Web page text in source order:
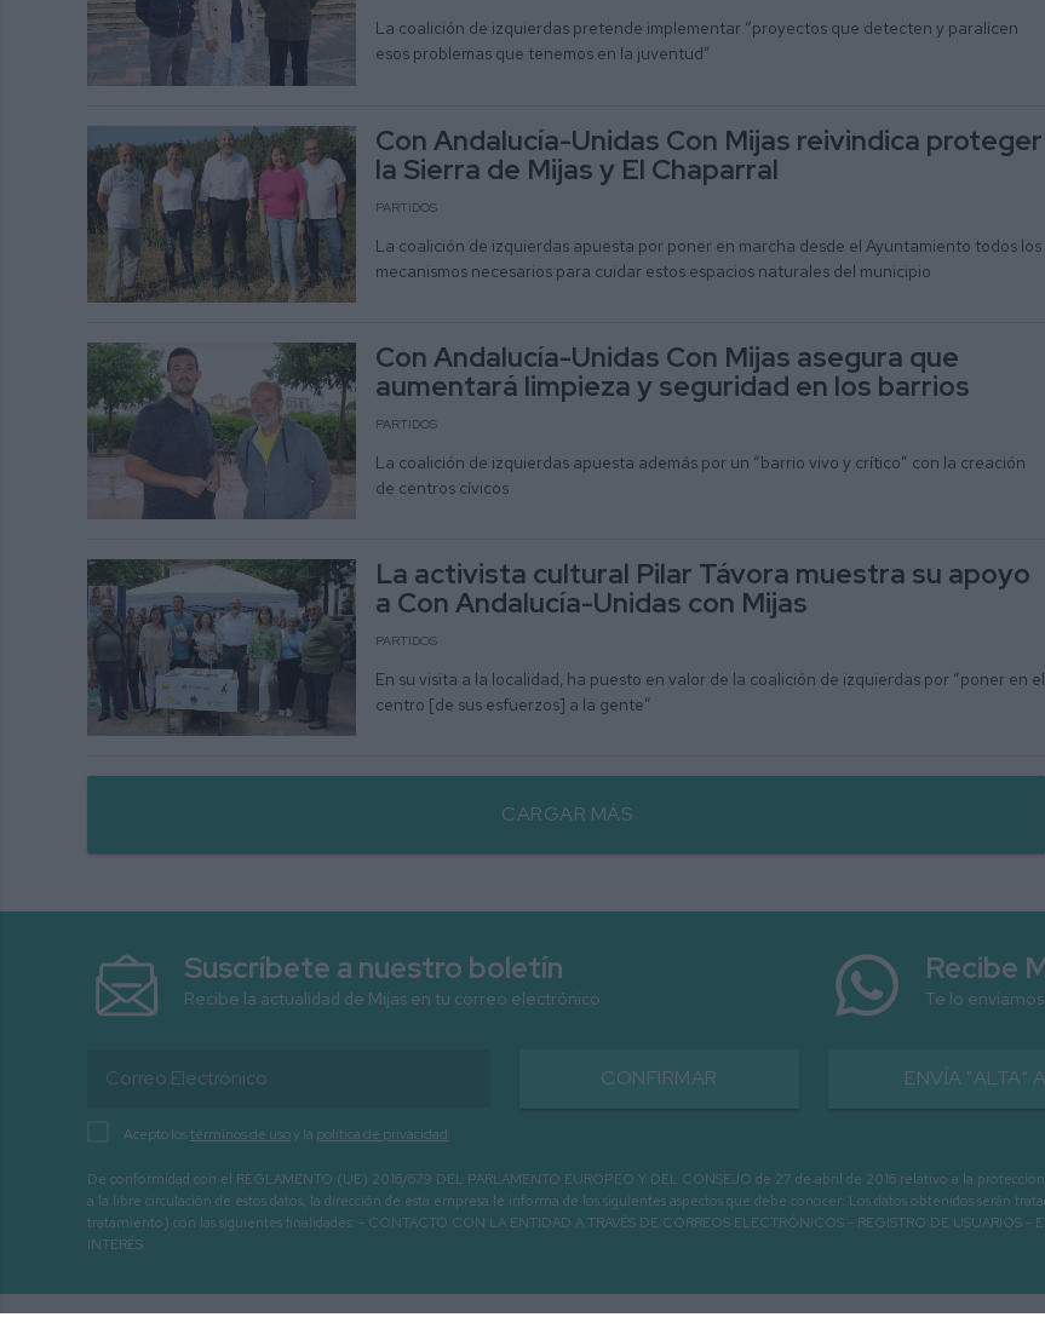
La coalición de izquierdas pretende implementar “proyectos que detecten y paralicen
esos problemas que tenemos en la juventud”
Con Andalucía-Unidas Con Mijas reivindica proteger
la Sierra de Mijas y El Chaparral
PARTIDOS
La coalición de izquierdas apuesta por poner en marcha desde el Ayuntamiento todos los
mecanismos necesarios para cuidar estos espacios naturales del municipio
Con Andalucía-Unidas Con Mijas asegura que
aumentará limpieza y seguridad en los barrios
PARTIDOS
La coalición de izquierdas apuesta además por un “barrio vivo y crítico” con la creación
de centros cívicos
La activista cultural Pilar Távora muestra su apoyo
a Con Andalucía-Unidas con Mijas
PARTIDOS
En su visita a la localidad, ha puesto en valor de la coalición de izquierdas por “poner en el
centro [de sus esfuerzos] a la gente”
CARGAR MÁS
Suscríbete a nuestro boletín
Recibe la actualidad de Mijas en tu correo electrónico
CONFIRMAR
Acepto lostérminos de usoy la política de privacidad
Recibe
Te lo
ENVÍA "ALTA"
De conformidad con el REGLAMENTO (UE) 2016/679 DEL PARLAMENTO EUROPEO Y DEL CONSEJO de 27 de abril de 2016 relativo a la
a la libre circulación de estos datos, la dirección de esta empresa le informa de los siguientes aspectos que debe conocer: Los datos obtenidos serán
tratamiento) con las siguientes finalidades: - CONTACTO CON LA ENTIDAD A TRAVÉS DE CORREOS ELECTRÓNICOS - REGISTRO DE USUARIOS
INTERÉS.